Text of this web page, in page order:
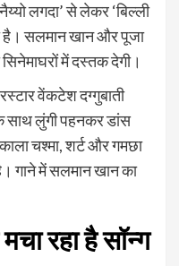
लगदा’ से लेकर ‘बिल्ली
है। सलमान खान और पूजा
में दस्तक देगी।
वेंकटेश दग्गुबाती
साथ लुंगी पहनकर डांस
चश्मा, शर्ट और गमछा
गाने में सलमान खान का
रहा है सॉन्ग